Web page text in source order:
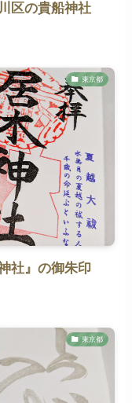
区の貴船神社
東京都
社』の御朱印
東京都